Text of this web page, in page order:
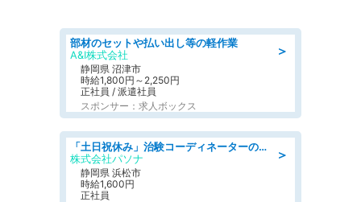
＞
部材のセットや払い出し等の軽作業
A&I株式会社
静岡県 沼津市
時給1,800円～2,250円
正社員 / 派遣社員
スポンサー：求人ボックス
＞
「土日祝休み」治験コーディネーターのお仕事/未経験OK
株式会社パソナ
静岡県 浜松市
時給1,600円
正社員